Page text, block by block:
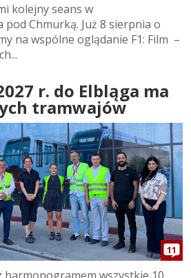
kolejny seans w
pod Chmurką. Już 8 sierpnia o
na wspólne oglądanie F1: Film –
r. do Elbląga ma
tramwajów
11